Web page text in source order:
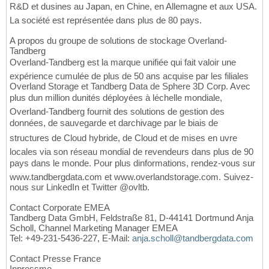
R&D et dusines au Japan, en Chine, en Allemagne et aux USA.
La société est représentée dans plus de 80 pays.
A propos du groupe de solutions de stockage Overland-
Tandberg
Overland-Tandberg est la marque unifiée qui fait valoir une
expérience cumulée de plus de 50 ans acquise par les filiales
Overland Storage et Tandberg Data de Sphere 3D Corp. Avec
plus dun million dunités déployées à léchelle mondiale,
Overland-Tandberg fournit des solutions de gestion des
données, de sauvegarde et darchivage par le biais de
structures de Cloud hybride, de Cloud et de mises en uvre
locales via son réseau mondial de revendeurs dans plus de 90
pays dans le monde. Pour plus dinformations, rendez-vous sur
www.tandbergdata.com et www.overlandstorage.com. Suivez-
nous sur LinkedIn et Twitter @ovltb.
Contact Corporate EMEA
Tandberg Data GmbH, Feldstraße 81, D-44141 Dortmund Anja
Scholl, Channel Marketing Manager EMEA
Tel: +49-231-5436-227, E-Mail: anja.scholl@tandbergdata.com
Contact Presse France